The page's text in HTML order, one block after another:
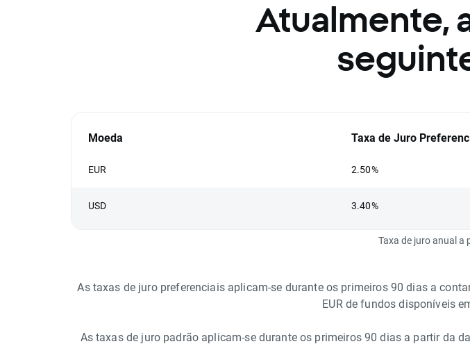
Atualmente,
Moeda Taxa de Juro
EUR 2.50%
USD 3.40%
Taxa de juro anual a
As taxas de juro preferenciais aplicam-se durante os primeiros 90 dias a
EUR de fundos disponíveis
As taxas de juro padrão aplicam-se durante os primeiros 90 dias a partir da